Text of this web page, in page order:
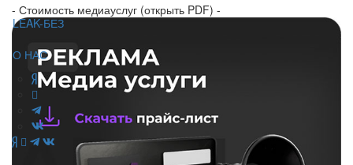
LEAK-БЕЗ
О НАС
- Стоимость медиауслуг (открыть PDF) -